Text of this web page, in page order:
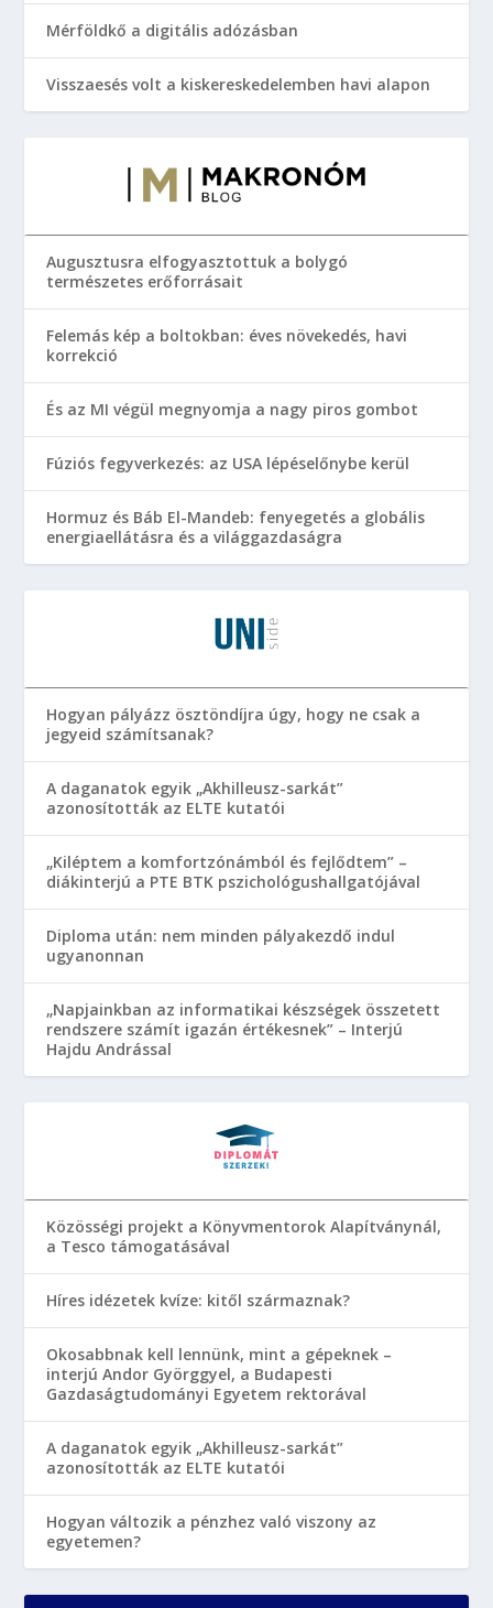
Mérföldkő a digitális adózásban
Visszaesés volt a kiskereskedelemben havi alapon
Augusztusra elfogyasztottuk a bolygó
természetes erőforrásait
Felemás kép a boltokban: éves növekedés, havi
korrekció
És az MI végül megnyomja a nagy piros gombot
Fúziós fegyverkezés: az USA lépéselőnybe kerül
Hormuz és Báb El-Mandeb: fenyegetés a globális
energiaellátásra és a világgazdaságra
Hogyan pályázz ösztöndíjra úgy, hogy ne csak a
jegyeid számítsanak?
A daganatok egyik „Akhilleusz-sarkát”
azonosították az ELTE kutatói
„Kiléptem a komfortzónámból és fejlődtem” –
diákinterjú a PTE BTK pszichológushallgatójával
Diploma után: nem minden pályakezdő indul
ugyanonnan
„Napjainkban az informatikai készségek összetett
rendszere számít igazán értékesnek” – Interjú
Hajdu Andrással
Közösségi projekt a Könyvmentorok Alapítványnál,
a Tesco támogatásával
Híres idézetek kvíze: kitől származnak?
Okosabbnak kell lennünk, mint a gépeknek –
interjú Andor Györggyel, a Budapesti
Gazdaságtudományi Egyetem rektorával
A daganatok egyik „Akhilleusz-sarkát”
azonosították az ELTE kutatói
Hogyan változik a pénzhez való viszony az
egyetemen?